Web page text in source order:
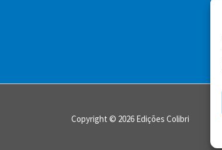
Copyright © 2026 Edições Colibri